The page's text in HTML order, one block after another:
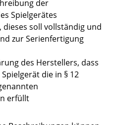
der
Spielgerätes
soll vollständig und
zur Serienfertigung
des Herstellers, dass
die in § 12
erfüllt